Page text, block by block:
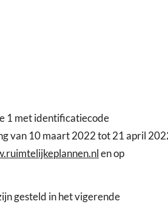
1 met identificatiecode
van 10 maart 2022 tot 21 april
en op
gesteld in het vigerende